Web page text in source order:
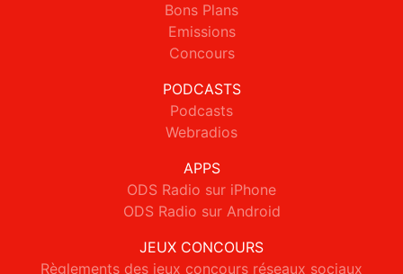
Bons Plans
Emissions
Concours
PODCASTS
Podcasts
Webradios
APPS
ODS Radio sur iPhone
ODS Radio sur Android
JEUX CONCOURS
Règlements des jeux concours réseaux sociaux